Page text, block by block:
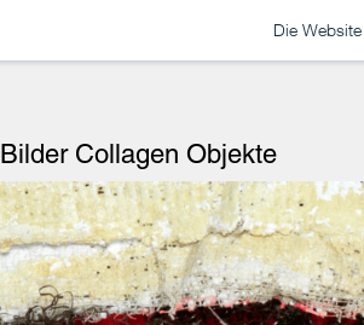
Die
Bilder Collagen Objekte